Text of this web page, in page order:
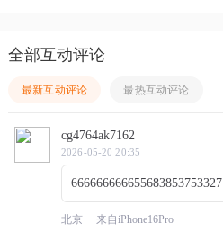
全部互动评论
最新互动评论 最热互动评论
cg4764ak7162
2026-05-20 20:35
666666666655683853753327
北京 来自iPhone16Pro